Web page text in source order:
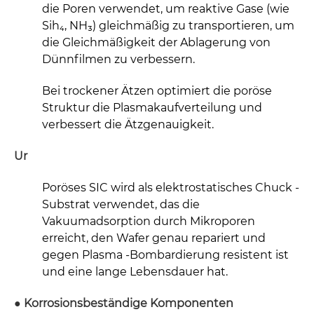
die Poren verwendet, um reaktive Gase (wie
Sih₄, NH₃) gleichmäßig zu transportieren, um
die Gleichmäßigkeit der Ablagerung von
Dünnfilmen zu verbessern.
Bei trockener Ätzen optimiert die poröse
Struktur die Plasmakaufverteilung und
verbessert die Ätzgenauigkeit.
Ur
Poröses SIC wird als elektrostatisches Chuck -
Substrat verwendet, das die
Vakuumadsorption durch Mikroporen
erreicht, den Wafer genau repariert und
gegen Plasma -Bombardierung resistent ist
und eine lange Lebensdauer hat.
● Korrosionsbeständige Komponenten